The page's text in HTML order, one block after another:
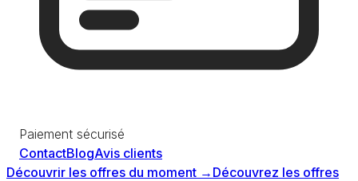
Paiement sécurisé
ContactBlogAvis clients
Découvrir les offres du moment → Découvrez les offres